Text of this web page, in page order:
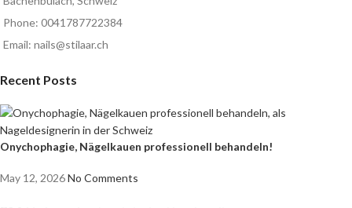
Phone: 0041787722384
Email: nails@stilaar.ch
Recent Posts
Onychophagie, Nägelkauen professionell behandeln!
May 12, 2026No Comments